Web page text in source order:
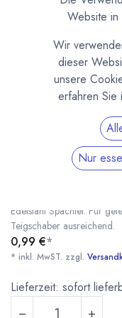
Kunststoff
(0 Rezension)
Edelstahl Spachtel. Für
Teigschaber ausreichend.
0,99 €*
* inkl. MwST. zzgl.
Lieferzeit: sofort
Website in
Wir
dieser
unsere
erfahren Sie
Nur